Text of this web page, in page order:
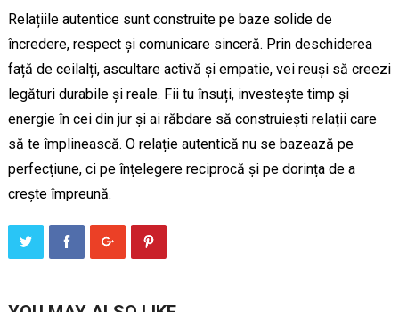
Relațiile autentice sunt construite pe baze solide de
încredere, respect și comunicare sinceră. Prin deschiderea
față de ceilalți, ascultare activă și empatie, vei reuși să creezi
legături durabile și reale. Fii tu însuți, investește timp și
energie în cei din jur și ai răbdare să construiești relații care
să te împlinească. O relație autentică nu se bazează pe
perfecțiune, ci pe înțelegere reciprocă și pe dorința de a
crește împreună.